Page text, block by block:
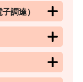
調達）